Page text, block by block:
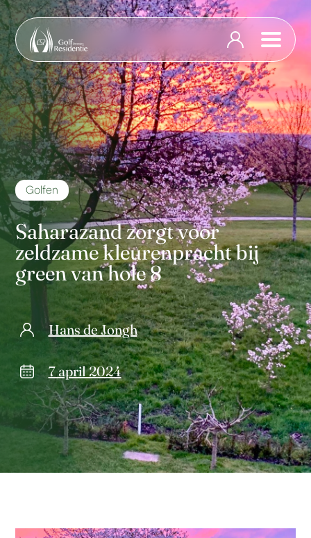
Golfen
Saharazand zorgt voor
zeldzame kleurenpracht bij
green van hole 8
Hans de Jongh
7 april 2024